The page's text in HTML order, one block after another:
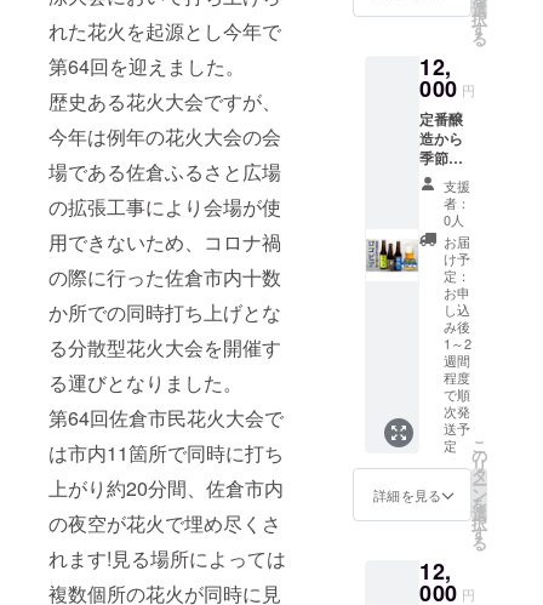
れた花火を起源とし今年で
第64回を迎えました。
歴史ある花火大会ですが、
今年は例年の花火大会の会
場である佐倉ふるさと広場
の拡張工事により会場が使
用できないため、コロナ禍
の際に行った佐倉市内十数
か所での同時打ち上げとな
る分散型花火大会を開催す
る運びとなりました。
第64回佐倉市民花火大会で
は市内11箇所で同時に打ち
上がり約20分間、佐倉市内
の夜空が花火で埋め尽くさ
れます!見る場所によっては
複数個所の花火が同時に見
取り除
いて丁
寧に育
てたき
のこで
す。
「ここ
で椎茸
嫌いを
克服し
た!」
「ここ
のきの
こを食
べると
他のは
食べら
れな
い!」と
いう声
もいた
だいて
おりま
度、お
試しい
がり♪
肉焼売
をご自
宅でお
楽しみ
くださ
い。 ■
お礼品
の内容
につい
て ・
バーミ
ヤン 本
格肉焼
[210g(6
個入
り)×4
袋]
製造地:
千葉県
佐倉市
味期限:
製造日
から365
材料・
成分 豚
選
択
す
る
12,
000 円
定番醸
造から
季節醸
造、特
別醸造
など旬
なクラ
フト
ビール
を三種
類お届
けしま
す。(中
身は申
し込み
時期に
よって
異なり
ます)
【代表
的な
ビール
介】 ・
佐倉香
支援
者：
0人
お届
け予
定：
お申
し込
み後
1～2
週間
程度
で順
次発
送予
定
詳細を見る
こ
の
リ
タ
ー
ン
を
選
択
す
る
12,
000 円